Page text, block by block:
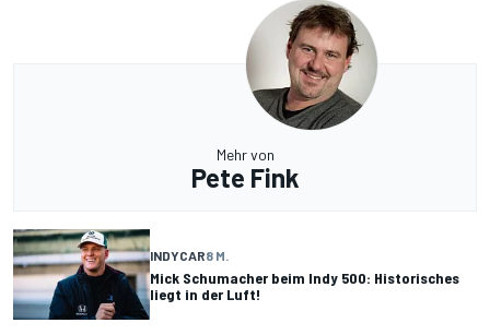
Mehr von
Pete Fink
INDYCAR8 M.
Mick Schumacher beim Indy 500: Historisches
liegt in der Luft!